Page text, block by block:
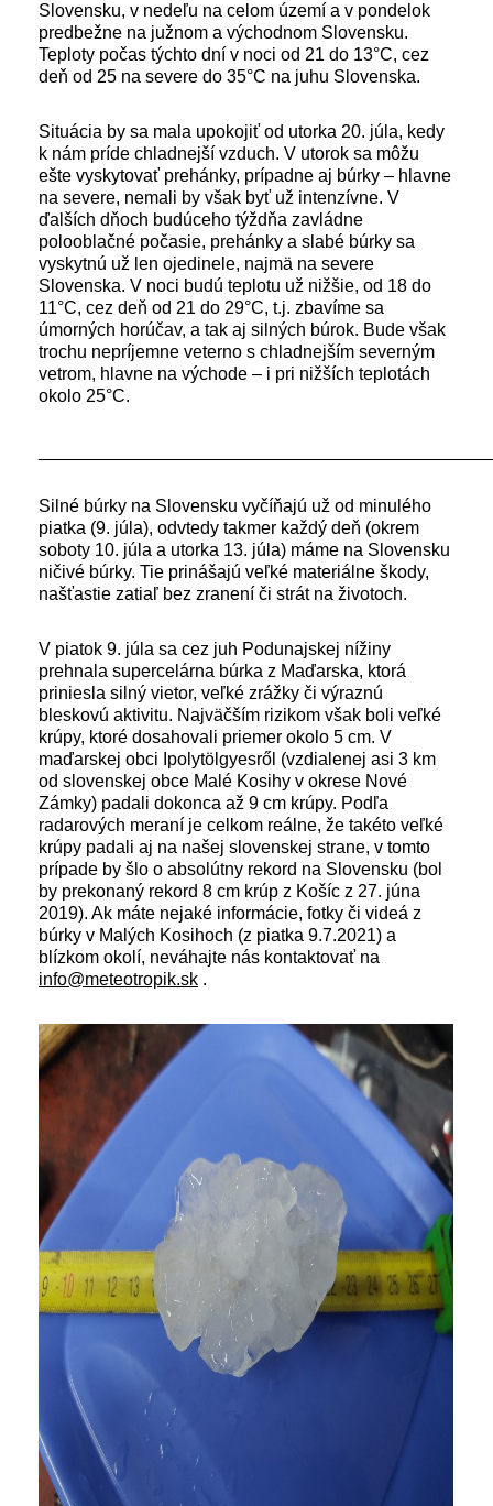
Slovensku, v nedeľu na celom území a v pondelok
predbežne na južnom a východnom Slovensku.
Teploty počas týchto dní v noci od 21 do 13°C, cez
deň od 25 na severe do 35°C na juhu Slovenska.
Situácia by sa mala upokojiť od utorka 20. júla, kedy
k nám príde chladnejší vzduch. V utorok sa môžu
ešte vyskytovať prehánky, prípadne aj búrky – hlavne
na severe, nemali by však byť už intenzívne. V
ďalších dňoch budúceho týždňa zavládne
polooblačné počasie, prehánky a slabé búrky sa
vyskytnú už len ojedinele, najmä na severe
Slovenska. V noci budú teplotu už nižšie, od 18 do
11°C, cez deň od 21 do 29°C, t.j. zbavíme sa
úmorných horúčav, a tak aj silných búrok. Bude však
trochu nepríjemne veterno s chladnejším severným
vetrom, hlavne na východe – i pri nižších teplotách
okolo 25°C.
Silné búrky na Slovensku vyčíňajú už od minulého
piatka (9. júla), odvtedy takmer každý deň (okrem
soboty 10. júla a utorka 13. júla) máme na Slovensku
ničivé búrky. Tie prinášajú veľké materiálne škody,
našťastie zatiaľ bez zranení či strát na životoch.
V piatok 9. júla sa cez juh Podunajskej nížiny
prehnala supercelárna búrka z Maďarska, ktorá
priniesla silný vietor, veľké zrážky či výraznú
bleskovú aktivitu. Najväčším rizikom však boli veľké
krúpy, ktoré dosahovali priemer okolo 5 cm. V
maďarskej obci Ipolytölgyesről (vzdialenej asi 3 km
od slovenskej obce Malé Kosihy v okrese Nové
Zámky) padali dokonca až 9 cm krúpy. Podľa
radarových meraní je celkom reálne, že takéto veľké
krúpy padali aj na našej slovenskej strane, v tomto
prípade by šlo o absolútny rekord na Slovensku (bol
by prekonaný rekord 8 cm krúp z Košíc z 27. júna
2019). Ak máte nejaké informácie, fotky či videá z
búrky v Malých Kosihoch (z piatka 9.7.2021) a
blízkom okolí, neváhajte nás kontaktovať na
info@meteotropik.sk .